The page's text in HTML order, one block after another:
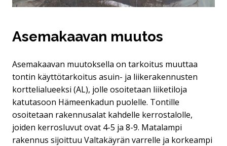
Asemakaavan muutos
Asemakaavan muutoksella on tarkoitus muuttaa
tontin käyttötarkoitus asuin- ja liikerakennusten
korttelialueeksi (AL), jolle osoitetaan liiketiloja
katutasoon Hämeenkadun puolelle. Tontille
osoitetaan rakennusalat kahdelle kerrostalolle,
joiden kerrosluvut ovat 4-5 ja 8-9. Matalampi
rakennus sijoittuu Valtakäyrän varrelle ja korkeampi